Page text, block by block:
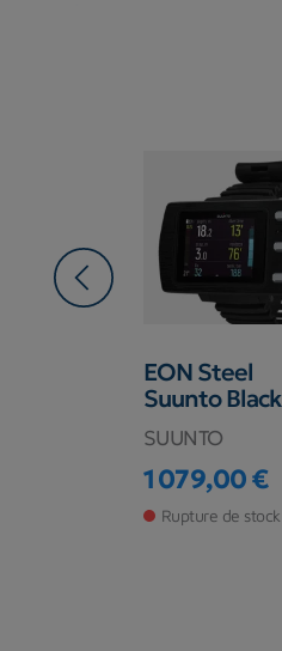
EON Steel
Suunto Black
SUUNTO
Prix
1 079,00 €
Rupture de stock